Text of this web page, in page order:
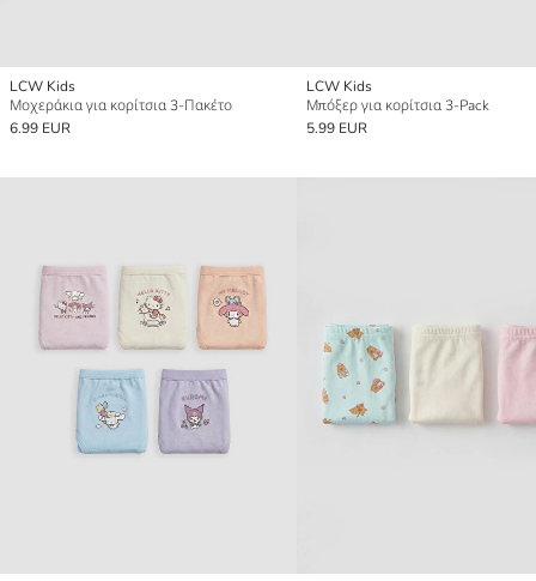
LCW Kids
Μοχεράκια για κορίτσια 3-Πακέτο
6.99 EUR
LCW Kids
Μπόξερ για κορίτσια 3-Pack
5.99 EUR